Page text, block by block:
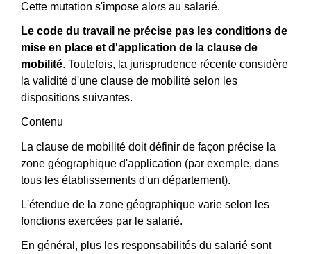
Cette mutation s'impose alors au salarié.
Le code du travail ne précise pas les conditions de
mise en place et d'application de la clause de
mobilité. Toutefois, la jurisprudence récente considère
la validité d'une clause de mobilité selon les
dispositions suivantes.
Contenu
La clause de mobilité doit définir de façon précise la
zone géographique d'application (par exemple, dans
tous les établissements d'un département).
L'étendue de la zone géographique varie selon les
fonctions exercées par le salarié.
En général, plus les responsabilités du salarié sont